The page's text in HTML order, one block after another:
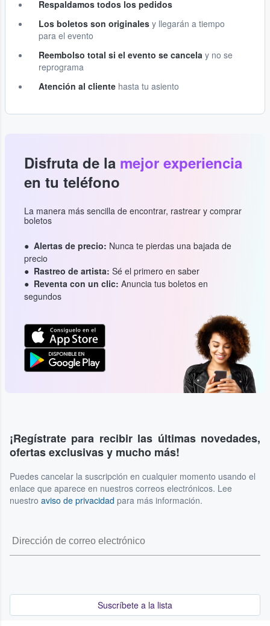
Respaldamos todos los pedidos
Los boletos son originales y llegarán a tiempo
para el evento
Reembolso total si el evento se cancela y no se
reprograma
Atención al cliente hasta tu asiento
Disfruta de la mejor experiencia
en tu teléfono
La manera más sencilla de encontrar, rastrear y comprar
boletos
Alertas de precio: Nunca te pierdas una bajada de
precio
Rastreo de artista: Sé el primero en saber
Reventa con un clic: Anuncia tus boletos en
segundos
¡Regístrate para recibir las últimas novedades,
ofertas exclusivas y mucho más!
Puedes cancelar la suscripción en cualquier momento usando el
enlace que aparece en nuestros correos electrónicos. Lee
nuestro aviso de privacidad para más información.
Suscríbete a la lista